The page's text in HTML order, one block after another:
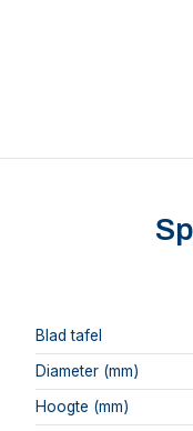
Blad tafel
Diameter (mm)
Hoogte (mm)